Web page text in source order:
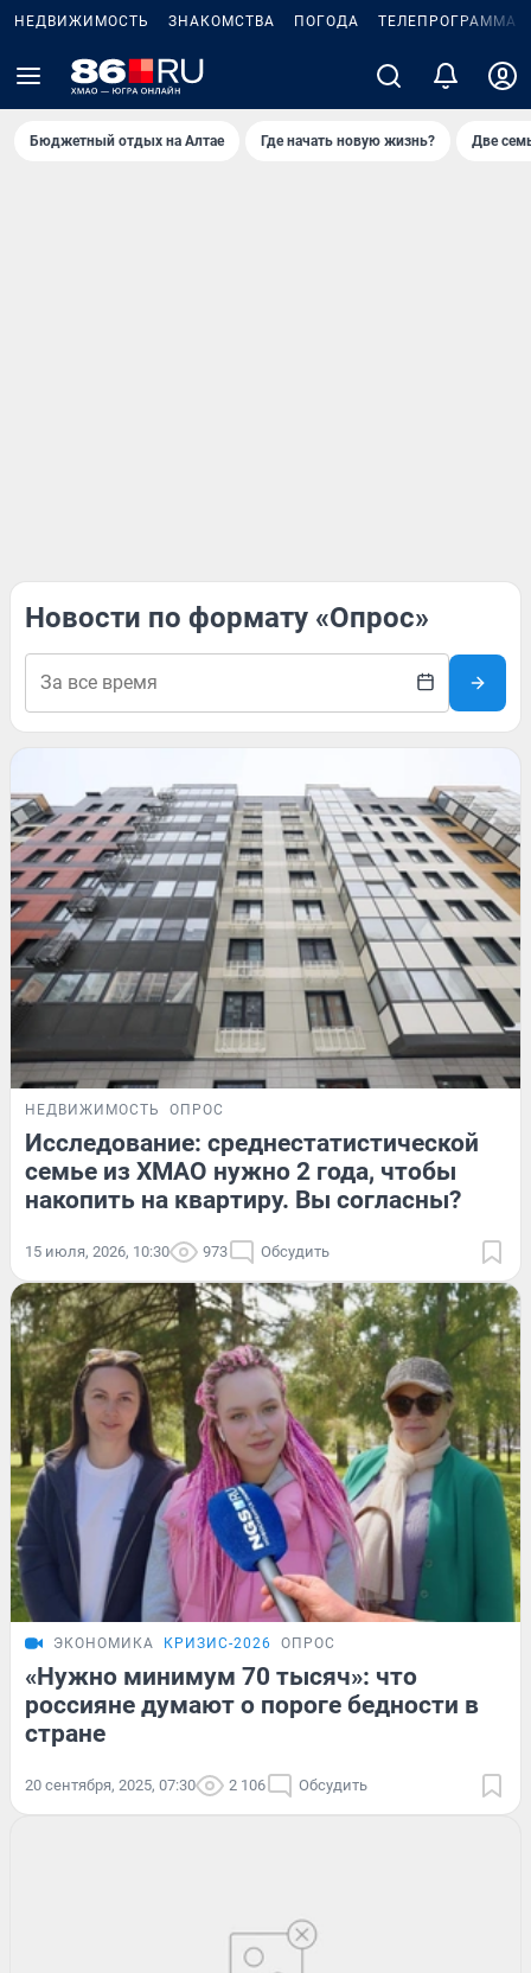
НЕДВИЖИМОСТЬ ЗНАКОМСТВА ПОГОДА ТЕЛЕПРОГРАММА
Бюджетный отдых на Алтае Где начать новую жизнь? Две
Новости по формату «Опрос»
НЕДВИЖИМОСТЬ ОПРОС
Исследование: среднестатистической
семье из ХМАО нужно 2 года, чтобы
накопить на квартиру. Вы согласны?
15 июля, 2026, 10:30 973 Обсудить
ЭКОНОМИКА КРИЗИС-2026 ОПРОС
«Нужно минимум 70 тысяч»: что
россияне думают о пороге бедности в
стране
20 сентября, 2025, 07:30 2 106 Обсудить